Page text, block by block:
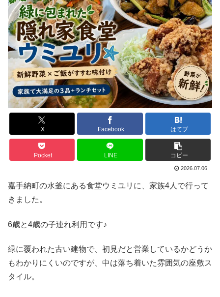
X Facebook はてブ
Pocket LINE コピー
2026.07.06
嘉手納町の水釜にある食堂ウミユリに、家族4人で行って
きました。
6歳と4歳の子連れ利用です♪
緑に覆われた古い建物で、初見だと営業しているかどうか
もわかりにくいのですが、中は落ち着いた雰囲気の座敷ス
タイル。